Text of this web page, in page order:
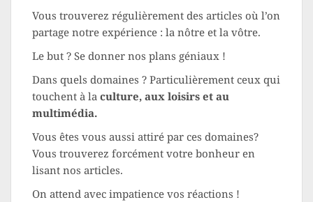
Vous trouverez régulièrement des articles où l’on
partage notre expérience : la nôtre et la vôtre.
Le but ? Se donner nos plans géniaux !
Dans quels domaines ? Particulièrement ceux qui
touchent à la culture, aux loisirs et au
multimédia.
Vous êtes vous aussi attiré par ces domaines?
Vous trouverez forcément votre bonheur en
lisant nos articles.
On attend avec impatience vos réactions !